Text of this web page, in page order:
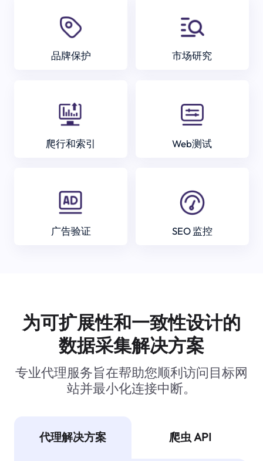
品牌保护 市场研究
爬行和索引 Web测试
广告验证 SEO 监控
为可扩展性和一致性设计的
数据采集解决方案
专业代理服务旨在帮助您顺利访问目标网
站并最小化连接中断。
代理解决方案 爬虫 API